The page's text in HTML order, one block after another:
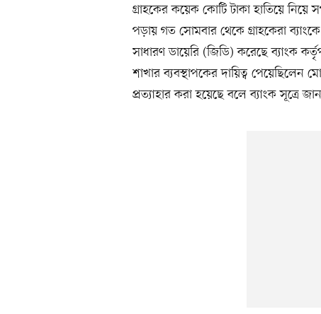
গ্রাহকের কয়েক কোটি টাকা হাতিয়ে
পড়ায় গত সোমবার থেকে গ্রাহকেরা
সাধারণ ডায়েরি (জিডি) করেছে ব্যাংক
শাখার ব্যবস্থাপকের দায়িত্ব
প্রত্যাহার করা হয়েছে বলে ব্যাংক সূত্রে